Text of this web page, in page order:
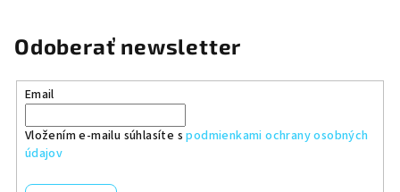
Odoberať newsletter
Email
Vložením e-mailu súhlasíte spodmienkami ochrany osobných
údajov